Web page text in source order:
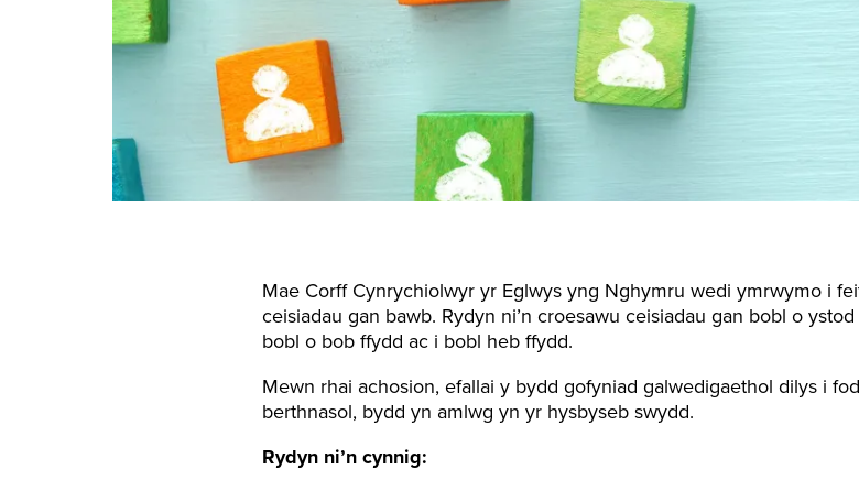
Mae Corff Cynrychiolwyr yr Eglwys yng Nghymru wedi ymrwymo i
ceisiadau gan bawb. Rydyn ni’n croesawu ceisiadau gan bobl o
bobl o bob ffydd ac i bobl heb ffydd.
Mewn rhai achosion, efallai y bydd gofyniad galwedigaethol dilys i
berthnasol, bydd yn amlwg yn yr hysbyseb swydd.
Rydyn ni’n cynnig: